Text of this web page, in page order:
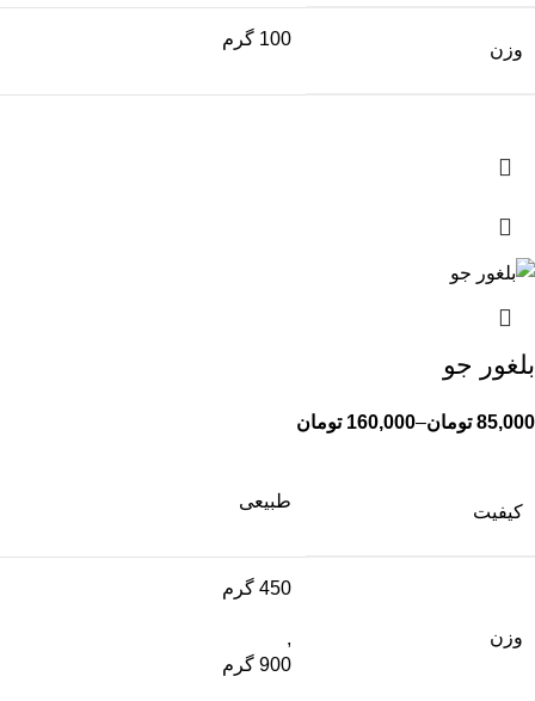
وزن
100 گرم
بلغور جو
85,000 تومان–
160,000 تومان
کیفیت
طبیعی
وزن
450 گرم
,
900 گرم